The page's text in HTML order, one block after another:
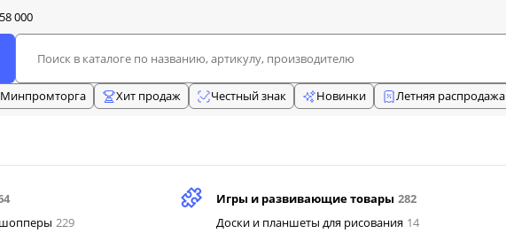
000
Минпромторга Хит продаж Честный знак Новинки Летняя распродажа
229
Игры и развивающие товары 282
Доски и планшеты для рисования 14